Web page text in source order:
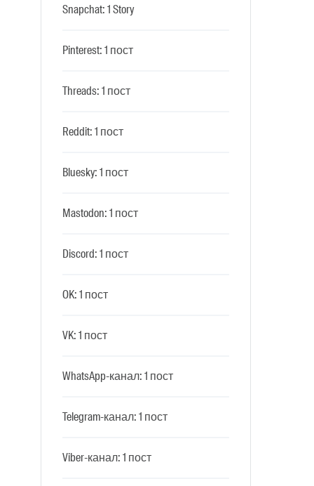
Snapchat: 1 Story
Pinterest: 1 пост
Threads: 1 пост
Reddit: 1 пост
Bluesky: 1 пост
Mastodon: 1 пост
Discord: 1 пост
OK: 1 пост
VK: 1 пост
WhatsApp-канал: 1 пост
Telegram-канал: 1 пост
Viber-канал: 1 пост